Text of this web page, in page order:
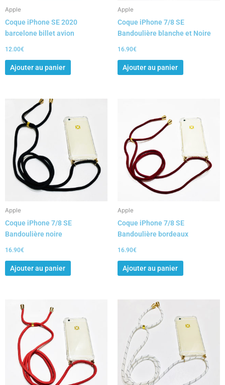
Apple
Coque iPhone SE 2020
barcelone billet avion
12.00€
Ajouter au panier
Apple
Coque iPhone 7/8 SE
Bandoulière blanche et Noire
16.90€
Ajouter au panier
Apple
Coque iPhone 7/8 SE
Bandoulière noire
16.90€
Ajouter au panier
Apple
Coque iPhone 7/8 SE
Bandoulière bordeaux
16.90€
Ajouter au panier